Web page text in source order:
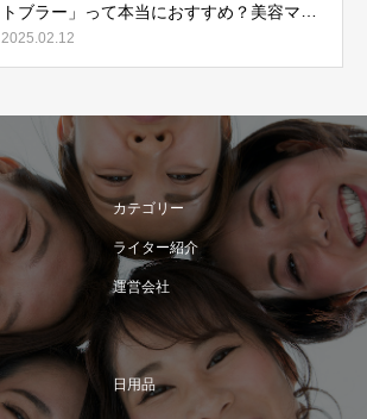
トブラー」って本当におすすめ？美容マニ
アが実際使用して口コミを検証！
2025.02.12
カテゴリー
ライター紹介
運営会社
日用品